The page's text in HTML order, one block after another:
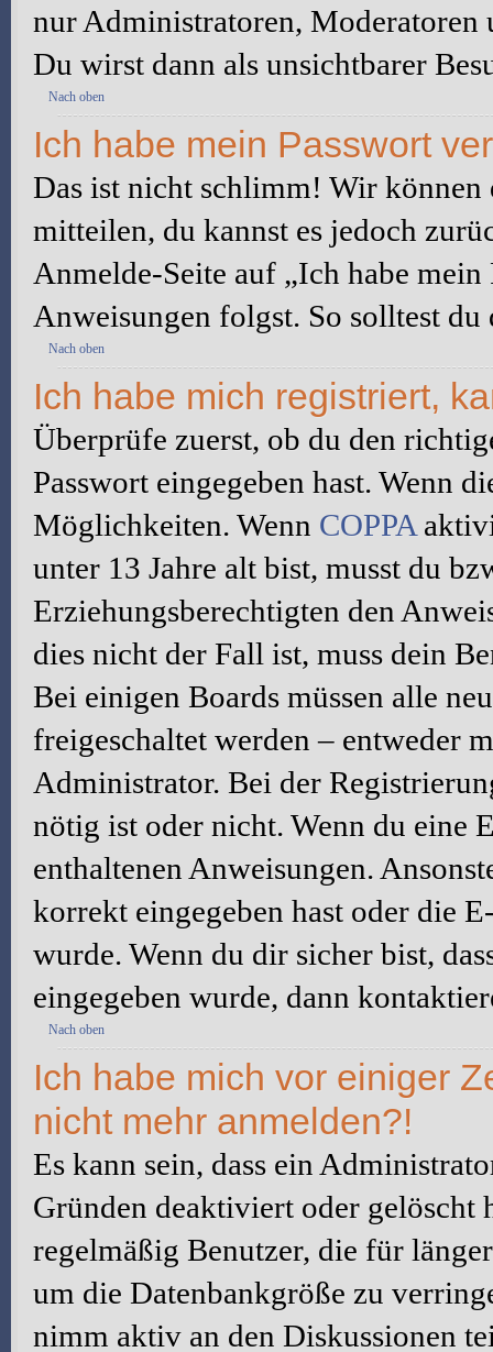
nur Administratoren, Moderatoren
Du wirst dann als unsichtbarer
Nach oben
Ich habe mein Passwort
Das ist nicht schlimm! Wir
mitteilen, du kannst es jedoch
Anmelde-Seite auf „Ich habe
Anweisungen folgst. So solltest
Nach oben
Ich habe mich registriert,
Überprüfe zuerst, ob du den
Passwort eingegeben hast. Wenn
Möglichkeiten. Wenn COPPA
unter 13 Jahre alt bist, musst du
Erziehungsberechtigten den
dies nicht der Fall ist, muss dein
Bei einigen Boards müssen alle
freigeschaltet werden – entweder
Administrator. Bei der
nötig ist oder nicht. Wenn du eine
enthaltenen Anweisungen.
korrekt eingegeben hast oder die
wurde. Wenn du dir sicher bist,
eingegeben wurde, dann
Nach oben
Ich habe mich vor einiger
nicht mehr anmelden?!
Es kann sein, dass ein
Gründen deaktiviert oder gelöscht
regelmäßig Benutzer, die für
um die Datenbankgröße zu
nimm aktiv an den Diskussionen